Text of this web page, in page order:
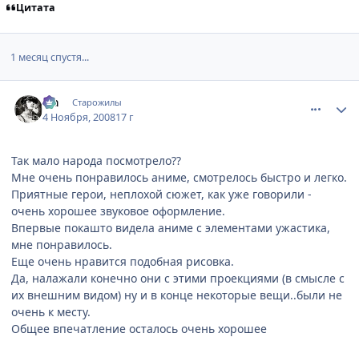
Цитата
1 месяц спустя...
Lia Старожилы
4 Ноября, 200817 г
Так мало народа посмотрело??
Мне очень понравилось аниме, смотрелось быстро и легко.
Приятные герои, неплохой сюжет, как уже говорили -
очень хорошее звуковое оформление.
Впервые покашто видела аниме с элементами ужастика,
мне понравилось.
Еще очень нравится подобная рисовка.
Да, налажали конечно они с этими проекциями (в смысле с
их внешним видом) ну и в конце некоторые вещи..были не
очень к месту.
Общее впечатление осталось очень хорошее